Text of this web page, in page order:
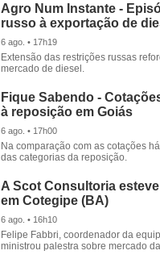
Agro Num Instante -
russo à exportação de
6 ago. • 17h19
Extensão das restrições russas
mercado de diesel.
Fique Sabendo -
à reposição em Goiás
6 ago. • 17h00
Na comparação com as cotações
das categorias da reposição.
A Scot Consultoria
em Cotegipe (BA)
6 ago. • 16h10
Felipe Fabbri, coordenador da
ministrou palestra sobre mercado